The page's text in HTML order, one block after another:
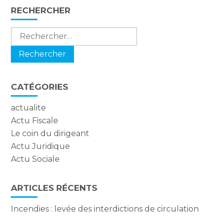
Blog
sidebar
RECHERCHER
Rechercher :
CATÉGORIES
actualite
Actu Fiscale
Le coin du dirigeant
Actu Juridique
Actu Sociale
ARTICLES RÉCENTS
Incendies : levée des interdictions de circulation